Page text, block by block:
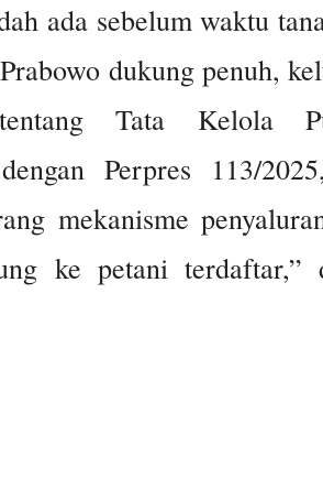
ada sebelum waktu
dukung penuh,
Tata Kelola
Perpres 113/
mekanisme
ke petani terdaftar,”